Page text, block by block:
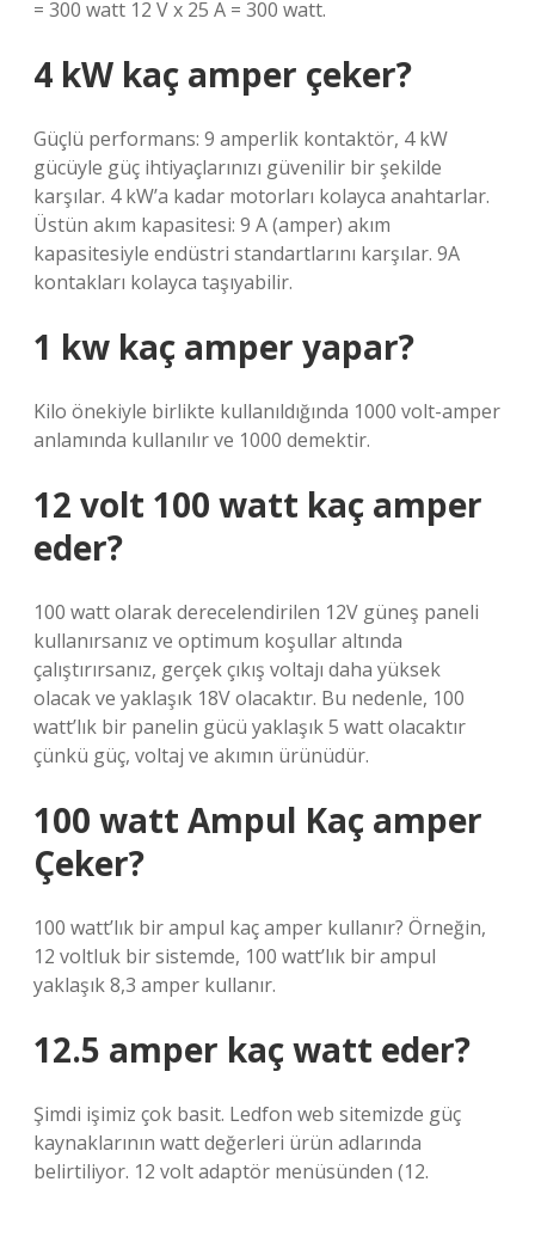
= 300 watt 12 V x 25 A = 300 watt.
4 kW kaç amper çeker?
Güçlü performans: 9 amperlik kontaktör, 4 kW
gücüyle güç ihtiyaçlarınızı güvenilir bir şekilde
karşılar. 4 kW’a kadar motorları kolayca anahtarlar.
Üstün akım kapasitesi: 9 A (amper) akım
kapasitesiyle endüstri standartlarını karşılar. 9A
kontakları kolayca taşıyabilir.
1 kw kaç amper yapar?
Kilo önekiyle birlikte kullanıldığında 1000 volt-amper
anlamında kullanılır ve 1000 demektir.
12 volt 100 watt kaç amper
eder?
100 watt olarak derecelendirilen 12V güneş paneli
kullanırsanız ve optimum koşullar altında
çalıştırırsanız, gerçek çıkış voltajı daha yüksek
olacak ve yaklaşık 18V olacaktır. Bu nedenle, 100
watt’lık bir panelin gücü yaklaşık 5 watt olacaktır
çünkü güç, voltaj ve akımın ürünüdür.
100 watt Ampul Kaç amper
Çeker?
100 watt’lık bir ampul kaç amper kullanır? Örneğin,
12 voltluk bir sistemde, 100 watt’lık bir ampul
yaklaşık 8,3 amper kullanır.
12.5 amper kaç watt eder?
Şimdi işimiz çok basit. Ledfon web sitemizde güç
kaynaklarının watt değerleri ürün adlarında
belirtiliyor. 12 volt adaptör menüsünden (12.